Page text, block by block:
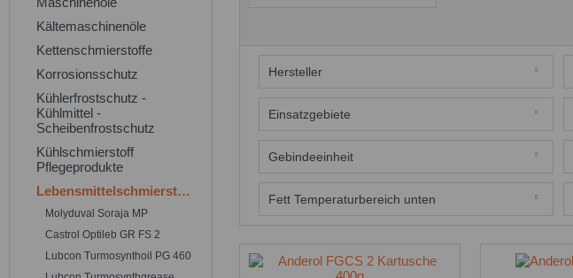
Kältemaschinenöle
Kettenschmierstoffe
Korrosionsschutz
Kühlerfrostschutz -
Kühlmittel -
Scheibenfrostschutz
Kühlschmierstoff
Pflegeprodukte
Lebensmittelschmierstoffe
Molyduval Soraja MP
Castrol Optileb GR FS 2
Lubcon Turmosynthoil PG 460
Hersteller
Anderol
Einsatzgebiete
Lebensmittelschmierstoff
Gebindeeinheit
18 kg Eimer
Fett Temperaturbereich unten